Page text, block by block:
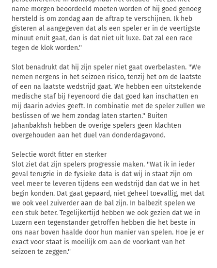
name morgen beoordeeld moeten worden of hij goed genoeg
hersteld is om zondag aan de aftrap te verschijnen. Ik heb
gisteren al aangegeven dat als een speler er in de veertigste
minuut eruit gaat, dan is dat niet uit luxe. Dat zal een race
tegen de klok worden.''
Slot benadrukt dat hij zijn speler niet gaat overbelasten. ''We
nemen nergens in het seizoen risico, tenzij het om de laatste
of een na laatste wedstrijd gaat. We hebben een uitstekende
medische staf bij Feyenoord die dat goed kan inschatten en
mij daarin advies geeft. In combinatie met de speler zullen we
beslissen of we hem zondag laten starten.'' Buiten
Jahanbakhsh hebben de overige spelers geen klachten
overgehouden aan het duel van donderdagavond.
Selectie wordt fitter en sterker
Slot ziet dat zijn spelers progressie maken. ''Wat ik in ieder
geval terugzie in de fysieke data is dat wij in staat zijn om
veel meer te leveren tijdens een wedstrijd dan dat we in het
begin konden. Dat gaat gepaard, niet geheel toevallig, met dat
we ook veel zuiverder aan de bal zijn. In balbezit spelen we
een stuk beter. Tegelijkertijd hebben we ook gezien dat we in
Luzern een tegenstander getroffen hebben die het beste in
ons naar boven haalde door hun manier van spelen. Hoe je er
exact voor staat is moeilijk om aan de voorkant van het
seizoen te zeggen.''